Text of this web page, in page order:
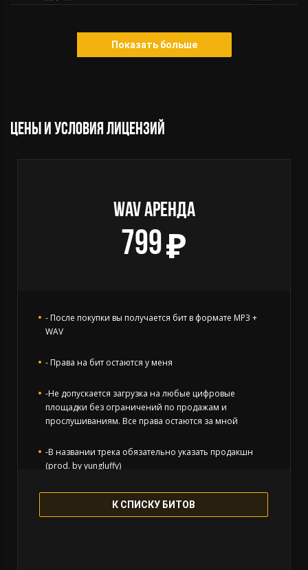
Показать больше
Цены и условия лицензий
WAV АРЕНДА
799
- После покупки вы получается бит в формате MP3 +
WAV
- Права на бит остаются у меня
-Не допускается загрузка на любые цифровые
площадки без ограничений по продажам и
прослушиваниям. Все права остаются за мной
-В названии трека обязательно указать продакшн
(prod. by yungluffy)
К СПИСКУ БИТОВ